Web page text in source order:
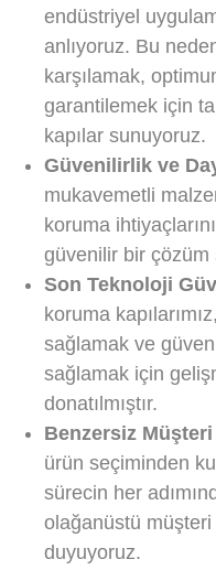
endüstriyel
anlıyoruz. Bu
karşılamak,
garantilemek için
kapılar sunuyoruz.
Güvenilirlik ve
mukavemetli
koruma
güvenilir bir çözüm
Son Teknoloji
koruma
sağlamak ve
sağlamak için
donatılmıştır.
Benzersiz
ürün seçiminden
sürecin her
olağanüstü
duyuyoruz.